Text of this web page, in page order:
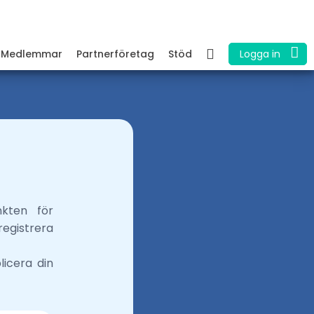
Medlemmar Partnerföretag Stöd Logga in
för
din